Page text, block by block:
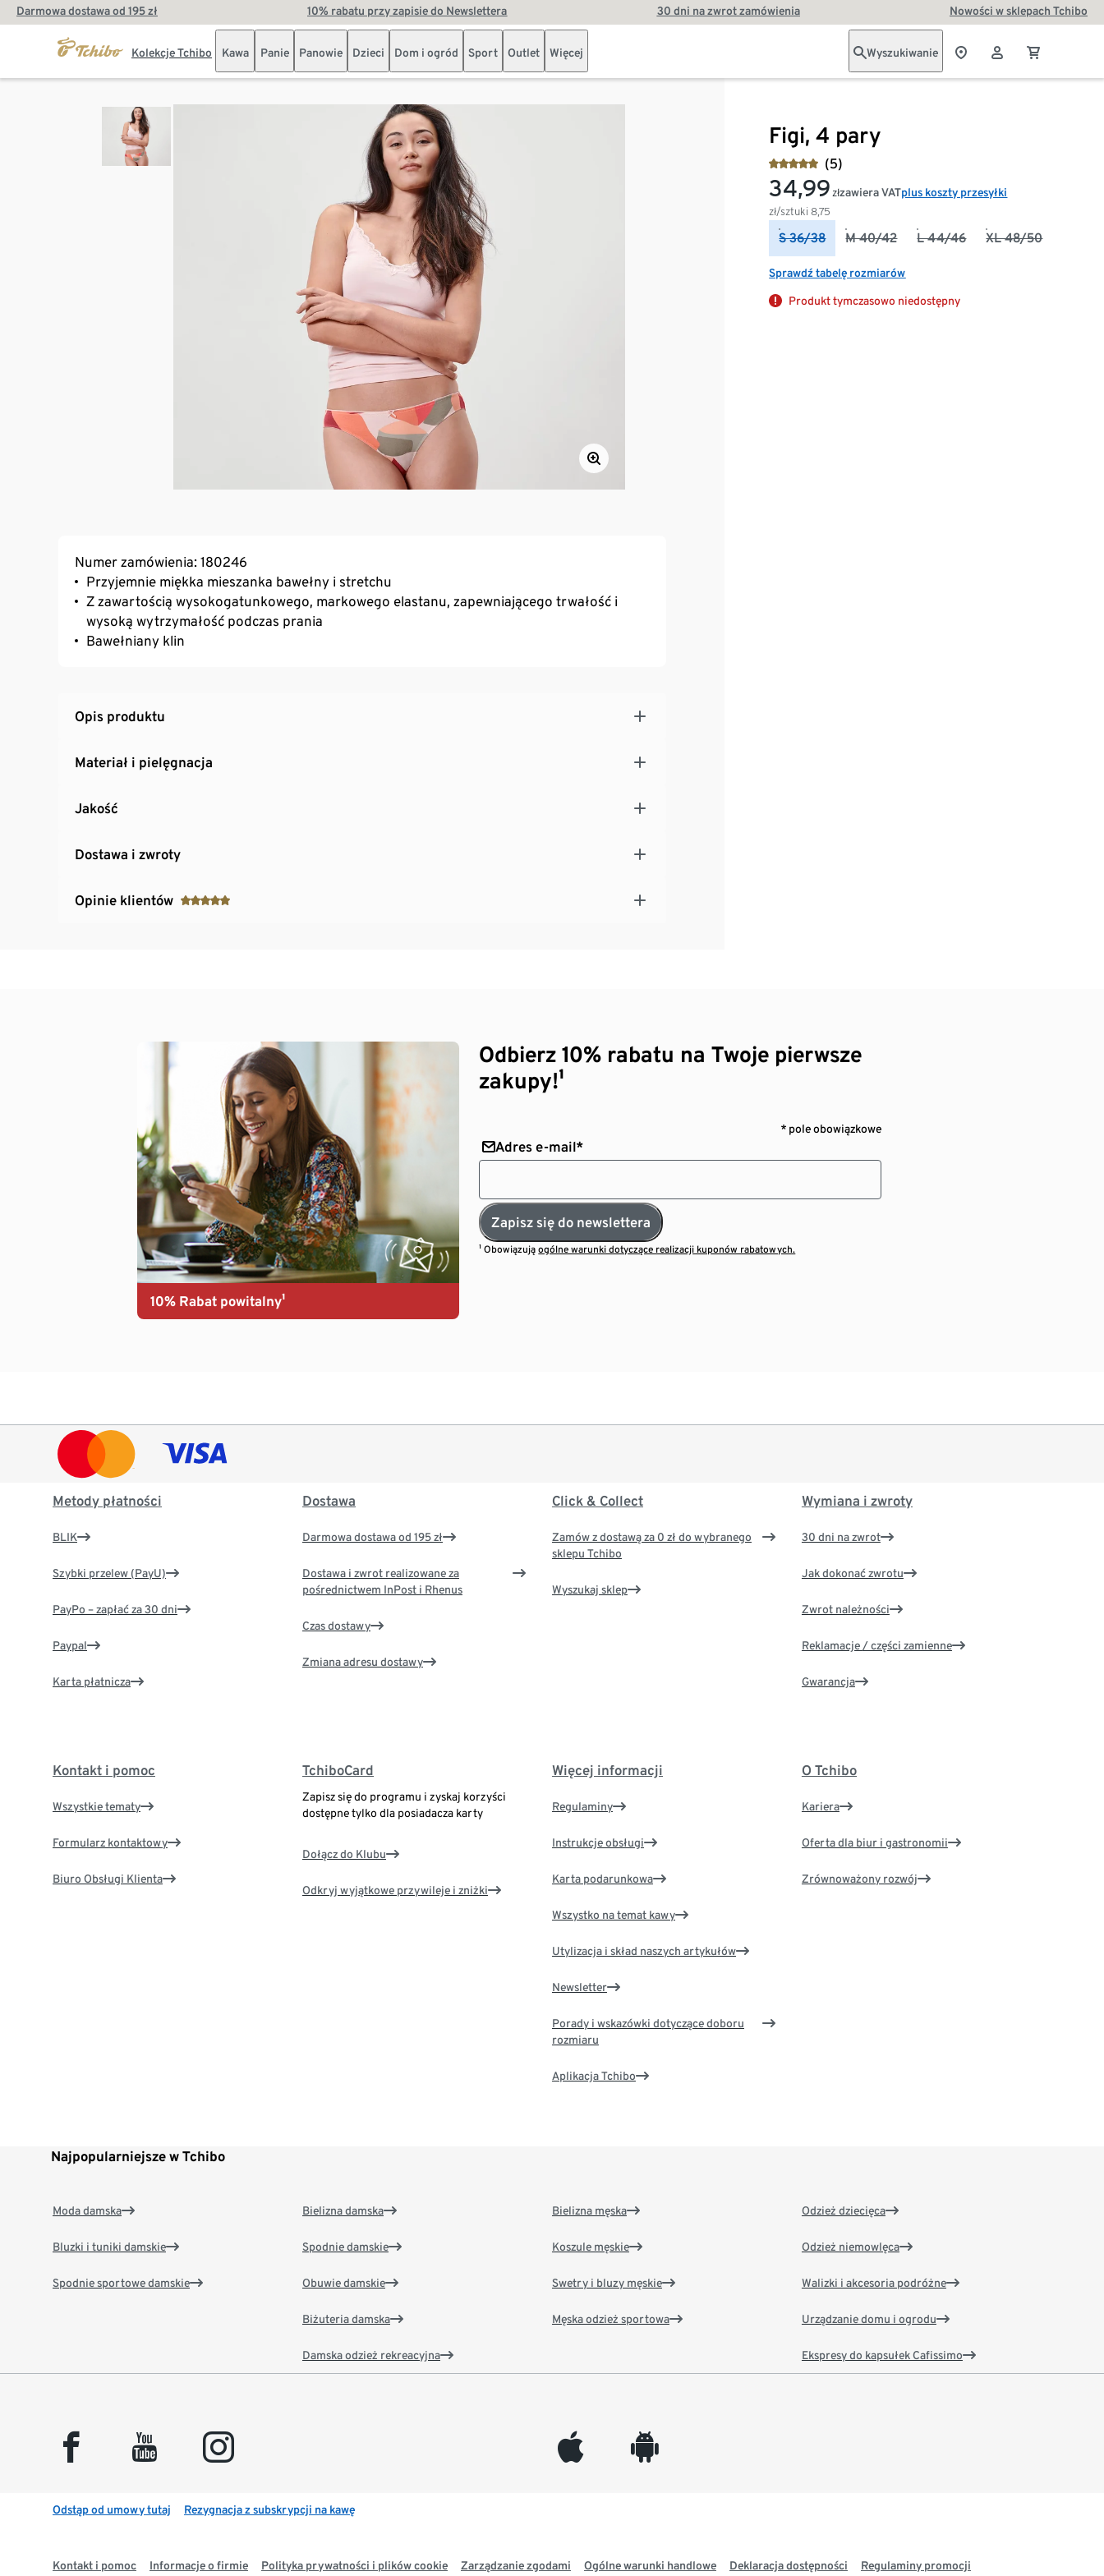
Darmowa dostawa od 195 zł 10% rabatu przy zapisie do Newslettera 30 dni na zwrot zamówienia Nowości w sklepach Tchibo
Kolekcje Tchibo Kawa Panie Panowie Dzieci Dom i ogród Sport Outlet Więcej Wyszukiwanie
Figi, 4 pary
(5)
34,99 zł
zł/sztuki8,75
zawiera VATplus koszty przesyłki
S 36/38 M 40/42 L 44/46 XL 48/50
Sprawdź tabelę rozmiarów
Produkt tymczasowo niedostępny
Numer zamówienia: 180246
Przyjemnie miękka mieszanka bawełny i stretchu
Z zawartością wysokogatunkowego, markowego elastanu, zapewniającego trwałość i
wysoką wytrzymałość podczas prania
Bawełniany klin
Opis produktu
Materiał i pielęgnacja
Jakość
Dostawa i zwroty
Opinie klientów
10% Rabat powitalny¹
Odbierz 10% rabatu na Twoje pierwsze
zakupy!¹
* pole obowiązkowe
Adres e-mail*
Zapisz się do newslettera
¹ Obowiązująogólne warunki dotyczące realizacji kuponów rabatowych.
Metody płatności
BLIK
Szybki przelew (PayU)
PayPo – zapłać za 30 dni
Paypal
Karta płatnicza
Dostawa
Darmowa dostawa od 195 zł
Dostawa i zwrot realizowane za
pośrednictwem InPost i Rhenus
Czas dostawy
Zmiana adresu dostawy
Click & Collect
Zamów z dostawą za 0 zł do wybranego
sklepu Tchibo
Wyszukaj sklep
Wymiana i zwroty
30 dni na zwrot
Jak dokonać zwrotu
Zwrot należności
Reklamacje / części zamienne
Gwarancja
Kontakt i pomoc
Wszystkie tematy
Formularz kontaktowy
Biuro Obsługi Klienta
TchiboCard
Zapisz się do programu i zyskaj korzyści
dostępne tylko dla posiadacza karty
Dołącz do Klubu
Odkryj wyjątkowe przywileje i zniżki
Więcej informacji
Regulaminy
Instrukcje obsługi
Karta podarunkowa
Wszystko na temat kawy
Utylizacja i skład naszych artykułów
Newsletter
Porady i wskazówki dotyczące doboru
rozmiaru
Aplikacja Tchibo
O Tchibo
Kariera
Oferta dla biur i gastronomii
Zrównoważony rozwój
Najpopularniejsze w Tchibo
Moda damska
Bluzki i tuniki damskie
Spodnie sportowe damskie
Bielizna damska
Spodnie damskie
Obuwie damskie
Biżuteria damska
Damska odzież rekreacyjna
Bielizna męska
Koszule męskie
Swetry i bluzy męskie
Męska odzież sportowa
Odzież dziecięca
Odzież niemowlęca
Walizki i akcesoria podróżne
Urządzanie domu i ogrodu
Ekspresy do kapsułek Cafissimo
facebook youtube instagram appleinc android
Odstąp od umowy tutaj Rezygnacja z subskrypcji na kawę
Kontakt i pomoc Informacje o firmie Polityka prywatności i plików cookie Zarządzanie zgodami Ogólne warunki handlowe Deklaracja dostępności Regulaminy promocji